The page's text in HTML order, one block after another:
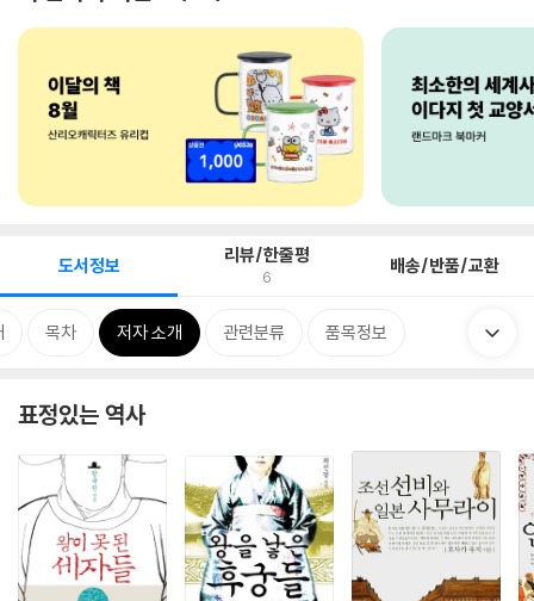
도서정보 리뷰/한줄평
6 배송/반품/교환
목차 저자 소개 관련분류 품목정보
표정있는 역사